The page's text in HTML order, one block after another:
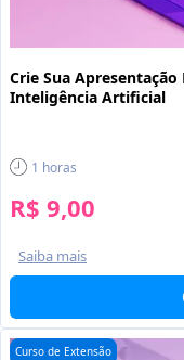
Crie Sua
Inteligência Artificial
1 horas
R$ 9,00
Saiba mais
Curso de Extensão